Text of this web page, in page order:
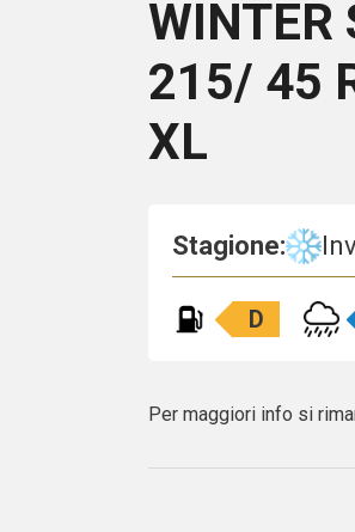
WINTER
215/ 45
XL
Stagione:
D
Per maggiori info si